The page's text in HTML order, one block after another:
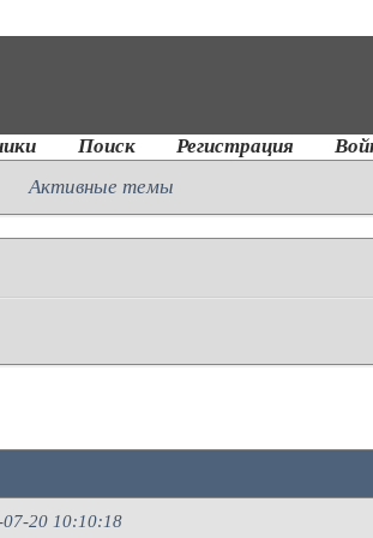
Поиск Регистрация
Активные темы
20 10:10:18